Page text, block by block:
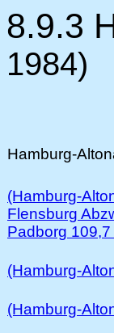
8.9.3
1984)
Hamburg-
(Hamburg-
Flensburg
Padborg
(Hamburg-
(Hamburg-